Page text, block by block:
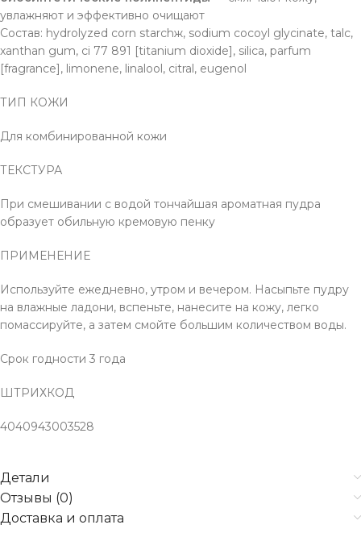
увлажняют и эффективно очищают
Состав: hydrolyzed corn starchж, sodium cocoyl glycinate, talc,
xanthan gum, ci 77 891 [titanium dioxide], silica, parfum
[fragrance], limonene, linalool, citral, eugenol
ТИП КОЖИ
Для комбинированной кожи
ТЕКСТУРА
При смешивании с водой тончайшая ароматная пудра
образует обильную кремовую пенку
ПРИМЕНЕНИЕ
Используйте ежедневно, утром и вечером. Насыпьте пудру
на влажные ладони, вспеньте, нанесите на кожу, легко
помассируйте, а затем смойте большим количеством воды.
Срок годности 3 года
ШТРИХКОД
4040943003528
Детали
Отзывы (0)
Доставка и оплата